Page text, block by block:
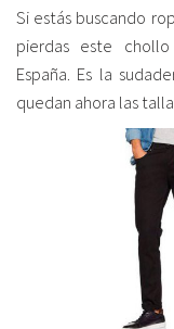
Si estás buscando
pierdas este
España. Es la
quedan ahora las